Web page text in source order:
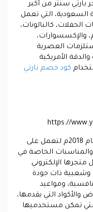
سنتر من أكبر
السعودية، التي تعمل
كالبالونات،
والإكسسوارات،
العصرية
الأمريكية
كود خصم بارتي
https://
تم تأسيس شركة بارتي سنتر منذ عام 2018م لتعمل على
والمناسبات الخاصة في
متجرها الإلكتروني
ذات جودة
ومواعيد
التي يقدمها،
تمكن مستخدميها